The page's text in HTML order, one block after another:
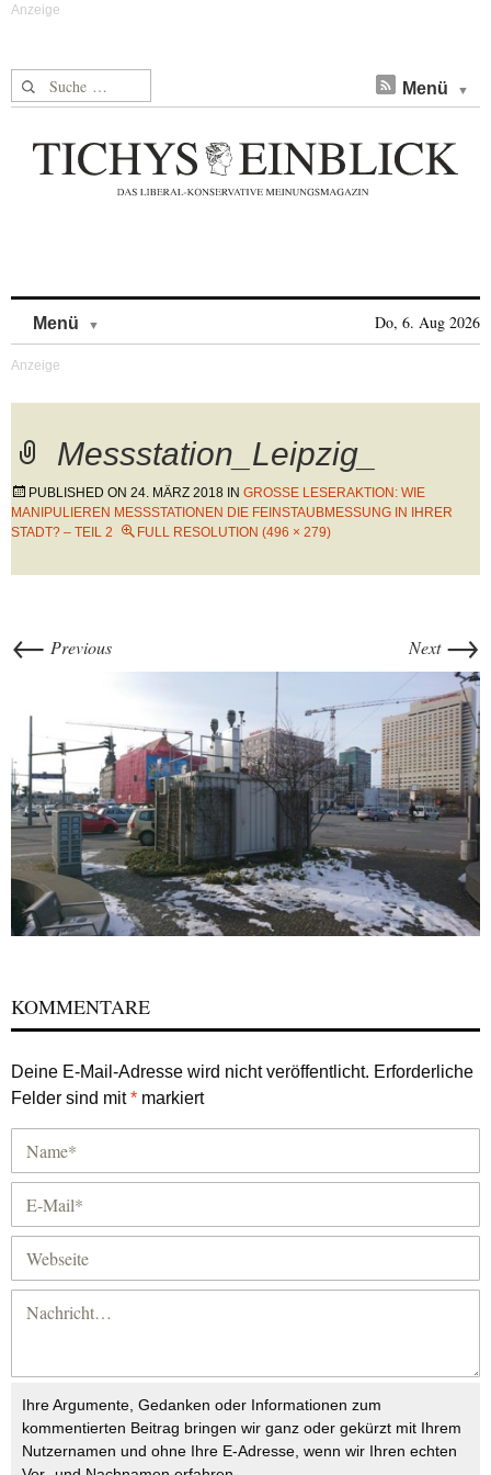
Suche nach: Menü
Menü Do, 6. Aug 2026
Messstation_Leipzig_
PUBLISHED ON 24. MÄRZ 2018 IN GROSSE LESERAKTION: WIE M
ANIPULIEREN MESSSTATIONEN DIE FEINSTAUBMESSUNG IN IHRER S
TADT? – TEIL 2
FULL RESOLUTION (496 × 279)
← Previous Next →
KOMMENTARE
Deine E-Mail-Adresse wird nicht veröffentlicht. Erforderliche
Felder sind mit* markiert
Ihre Argumente, Gedanken oder Informationen zum
kommentierten Beitrag bringen wir ganz oder gekürzt mit Ihrem
Nutzernamen und ohne Ihre E-Adresse, wenn wir Ihren echten